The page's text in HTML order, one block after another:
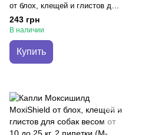
от блох, клещей и глистов для
собак весом 1- 4 кг, 2 пипетки
(M-815)
243 грн
В наличии
Купить